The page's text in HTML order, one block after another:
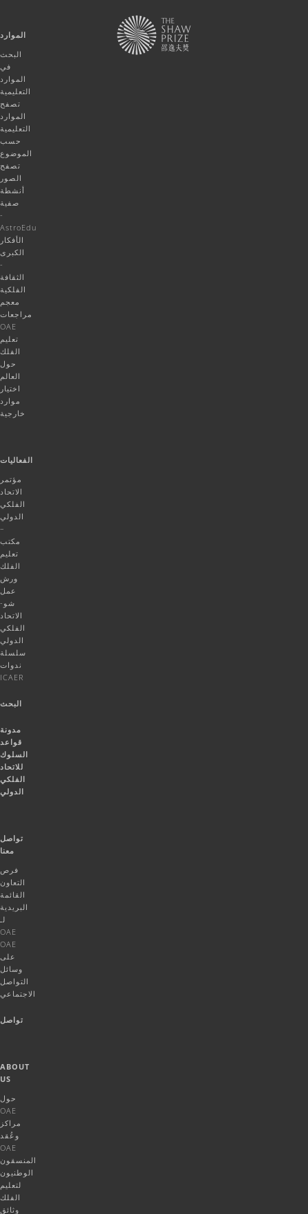
الموارد
البحث
في
الموارد
التعليمية
تصفح
الموارد
التعليمية
حسب
الموضوع
تصفح
الصور
أنشطة
صفية
-
AstroEdu
الأفكار
الكبرى
-
الثقافة
الفلكية
معجم
مراجعات
OAE
تعليم
الفلك
حول
العالم
اختيار
موارد
خارجية
الفعاليات
مؤتمر
الاتحاد
الفلكي
الدولي
–
مكتب
تعليم
الفلك
ورش
عمل
شو-
الاتحاد
الفلكي
الدولي
سلسلة
ندوات
ICAER
البحث
مدونة
قواعد
السلوك
للاتحاد
الفلكي
الدولي
تواصل
معنا
فرص
التعاون
القائمة
البريدية
لـ
OAE
OAE
على
وسائل
التواصل
الاجتماعي
تواصل
ABOUT
US
حول
OAE
مراكز
وعُقد
OAE
المنسقون
الوطنيون
لتعليم
الفلك
وثائق